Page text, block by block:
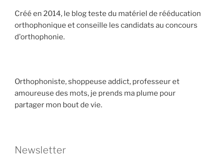
Créé en 2014, le blog teste du matériel de rééducation
orthophonique et conseille les candidats au concours
d'orthophonie.
Orthophoniste, shoppeuse addict, professeur et
amoureuse des mots, je prends ma plume pour
partager mon bout de vie.
Newsletter